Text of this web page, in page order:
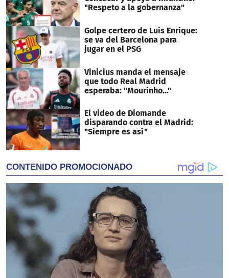
"Respeto a la gobernanza"
Golpe certero de Luis Enrique:
se va del Barcelona para
jugar en el PSG
Vinicius manda el mensaje
que todo Real Madrid
esperaba: "Mourinho..."
El video de Diomande
disparando contra el Madrid:
"Siempre es así"